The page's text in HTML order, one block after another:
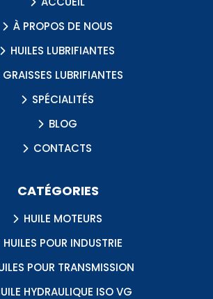
À PROPOS DE NOUS
HUILES LUBRIFIANTES
GRAISSES LUBRIFIANTES
SPÉCIALITÉS
BLOG
CONTACTS
CATÉGORIES
HUILE MOTEURS
HUILES POUR INDUSTRIE
POUR TRANSMISSION
HYDRAULIQUE ISO VG